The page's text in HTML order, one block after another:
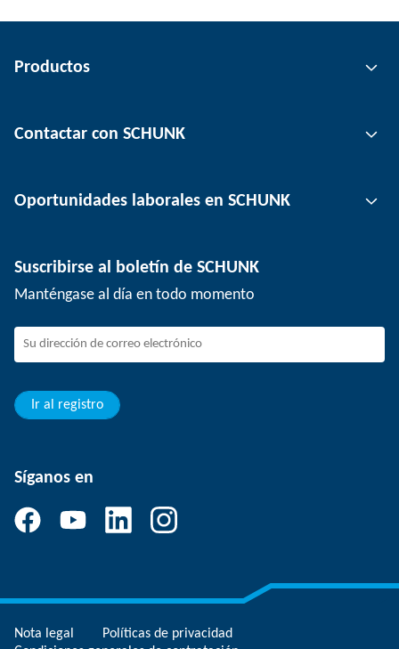
Productos
Tecnología de automatización
Tecnología de sujeción de piezas
Contactar con SCHUNK
Ubicaciones
Eventos
SCHUNK - Sistema de canal de denuncias
Oportunidades laborales en SCHUNK
Trabajar en SCHUNK
Jóvenes profesionales
Aprendiz
Suscribirse al boletín de SCHUNK
Manténgase al día en todo momento
Ir al registro
Síganos en
Nota legal
Políticas de privacidad